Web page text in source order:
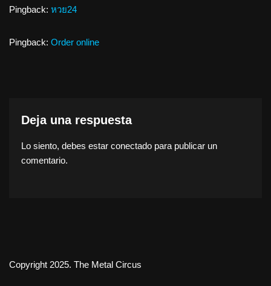
Pingback: หวย24
Pingback: Order online
Deja una respuesta
Lo siento, debes estar conectado para publicar un
comentario.
Copyright 2025. The Metal Circus